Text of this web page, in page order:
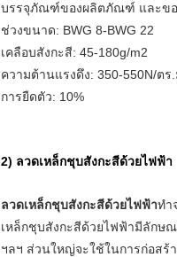
บรรจุภัณฑ์ของผลิตภัณฑ์ และขอ
ช่วงขนาด: BWG 8-BWG 22
เคลือบสังกะสี: 45-180g/m2
ความต้านแรงดึง: 350-550N/ตร
การยืดตัว: 10%
2) ลวดเหล็กชุบสังกะสีด้วยไฟฟ้า
ลวดเหล็กชุบสังกะสีด้วยไฟฟ้าทำ
เหล็กชุบสังกะสีด้วยไฟฟ้ามีลักษ
ฯลฯ ส่วนใหญ่จะใช้ในการก่อสร้